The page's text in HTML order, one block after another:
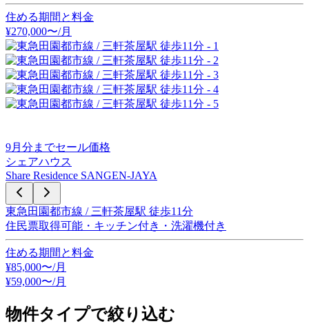
住める期間と料金
¥270,000〜/月
9月分までセール価格
シェアハウス
Share Residence SANGEN-JAYA
東急田園都市線 / 三軒茶屋駅 徒歩11分
住民票取得可能・キッチン付き・洗濯機付き
住める期間と料金
¥85,000〜/月
¥59,000〜/月
物件タイプで絞り込む